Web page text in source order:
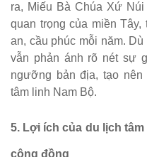
ra, Miếu Bà Chúa Xứ
quan trọng của miền
an, cầu phúc mỗi năm.
vẫn phản ánh rõ nét sự
ngưỡng bản địa, tạo
tâm linh Nam Bộ.
5. Lợi ích của du lịch
cộng đồng